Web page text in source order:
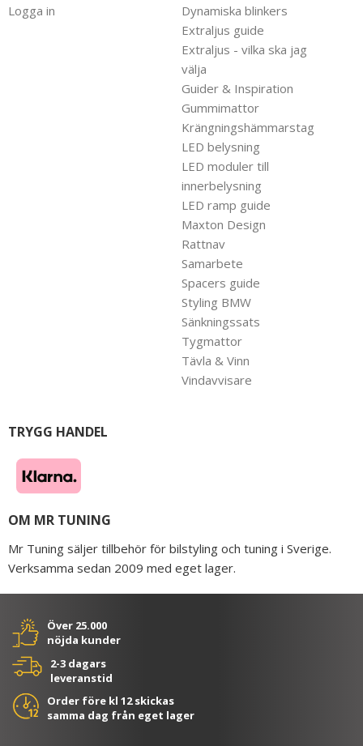
Logga in
Dynamiska blinkers
Extraljus guide
Extraljus - vilka ska jag
välja
Guider & Inspiration
Gummimattor
Krängningshämmarstag
LED belysning
LED moduler till
innerbelysning
LED ramp guide
Maxton Design
Rattnav
Samarbete
Spacers guide
Styling BMW
Sänkningssats
Tygmattor
Tävla & Vinn
Vindavvisare
TRYGG HANDEL
OM MR TUNING
Mr Tuning säljer tillbehör för bilstyling och tuning i Sverige.
Verksamma sedan 2009 med eget lager.
Över 25.000
nöjda kunder
2-3 dagars
leveranstid
Order före kl 12 skickas
samma dag från eget lager